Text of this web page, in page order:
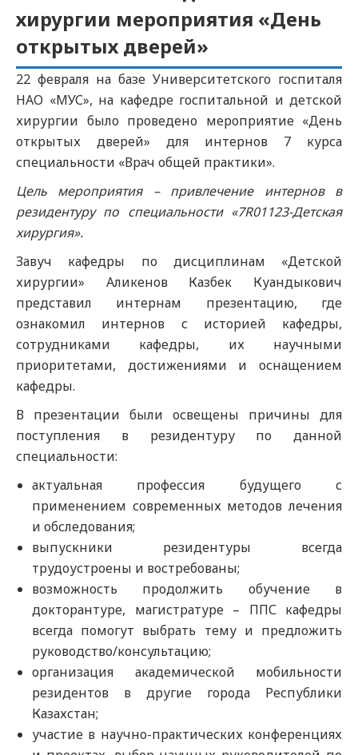
хирургии мероприятия «День
открытых дверей»
22 февраля на базе Университетского госпиталя
НАО «МУС», на кафедре госпитальной и детской
хирургии было проведено мероприятие «День
открытых дверей» для интернов 7 курса
специальности «Врач общей практики».
Цель мероприятия – привлечение интернов в
резидентуру по специальности «7R01123-Детская
хирургия».
Завуч кафедры по дисциплинам «Детской
хирургии» Аликенов Казбек Куандыкович
представил интернам презентацию, где
ознакомил интернов с историей кафедры,
сотрудниками кафедры, их научными
приоритетами, достижениями и оснащением
кафедры.
В презентации были освещены причины для
поступления в резидентуру по данной
специальности:
актуальная профессия будущего с
применением современных методов лечения
и обследования;
выпускники резидентуры всегда
трудоустроены и востребованы;
возможность продолжить обучение в
докторантуре, магистратуре – ППС кафедры
всегда помогут выбрать тему и предложить
руководство/консультацию;
организация академической мобильности
резидентов в другие города Республики
Казахстан;
участие в научно-практических конференциях